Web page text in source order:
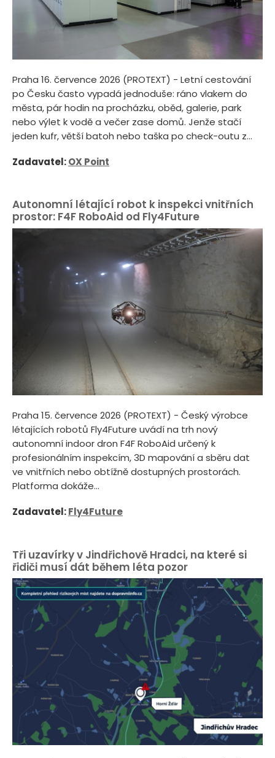
Praha 16. července 2026 (PROTEXT) - Letní cestování
po Česku často vypadá jednoduše: ráno vlakem do
města, pár hodin na procházku, oběd, galerie, park
nebo výlet k vodě a večer zase domů. Jenže stačí
jeden kufr, větší batoh nebo taška po check-outu z...
Zadavatel:OX Point
Autonomní létající robot k inspekci vnitřních
prostor: F4F RoboAid od Fly4Future
Praha 15. července 2026 (PROTEXT) - Český výrobce
létajících robotů Fly4Future uvádí na trh nový
autonomní indoor dron F4F RoboAid určený k
profesionálním inspekcím, 3D mapování a sběru dat
ve vnitřních nebo obtížně dostupných prostorách.
Platforma dokáže...
Zadavatel:Fly4Future
Tři uzavírky v Jindřichově Hradci, na které si
řidiči musí dát během léta pozor